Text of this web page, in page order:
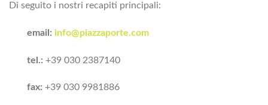
Di seguito i nostri recapiti principali:
email: info@piazzaporte.com
tel.: +39 030 2387140
fax: +39 030 9981886